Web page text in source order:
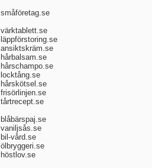
småföretag.se
värktablett.se
läppförstoring.se
ansiktskräm.se
hårbalsam.se
hårschampo.se
locktång.se
hårskötsel.se
frisörlinjen.se
tårtrecept.se
blåbärspaj.se
vaniljsås.se
bil-vård.se
ölbryggeri.se
höstlov.se